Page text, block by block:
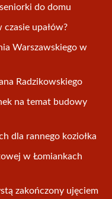
do domu
czasie upałów?
Warszawskiego w
Radzikowskiego
na temat budowy
dla rannego koziołka
w Łomiankach
zakończony ujęciem